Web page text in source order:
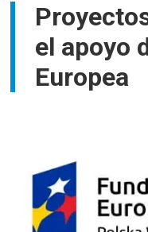
el apoyo
Europea